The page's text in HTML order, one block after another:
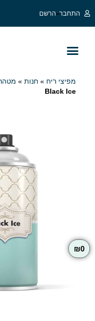
התחבר-הרשם
מפיצי ריח » חנות »
Black Ice
₪0